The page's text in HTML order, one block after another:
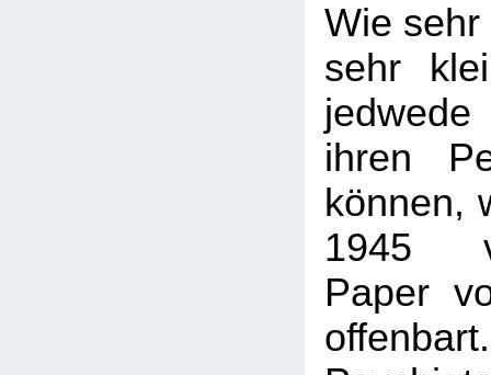
Wie
sehr
ihren
können,
1945
Paper